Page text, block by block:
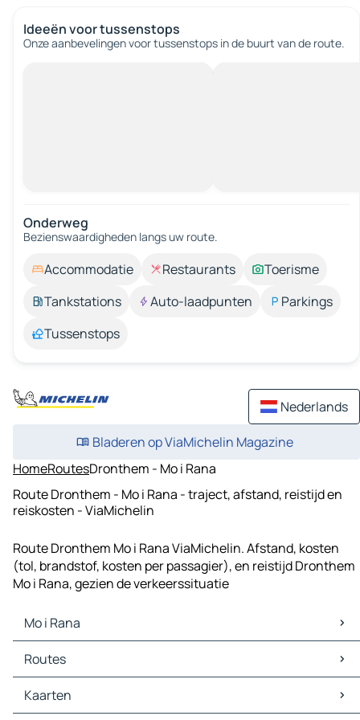
Ideeën voor tussenstops
Onze aanbevelingen voor tussenstops in de buurt van de route.
Onderweg
Bezienswaardigheden langs uw route.
Accommodatie Restaurants
Toerisme
Tankstations
Auto-laadpunten
Parkings
Tussenstops
Nederlands
Bladeren op ViaMichelin Magazine
HomeRoutesDronthem - Mo i Rana
Route Dronthem - Mo i Rana - traject, afstand, reistijd en
reiskosten - ViaMichelin
Route Dronthem Mo i Rana ViaMichelin. Afstand, kosten
(tol, brandstof, kosten per passagier), en reistijd Dronthem
Mo i Rana, gezien de verkeerssituatie
Mo i Rana
Mo i Rana Kaarten
Mo i Rana Verkeer
Mo i Rana Hotels
Mo i Rana Restaurants
Routes
Routes Mo i Rana - Korgen
Routes Mo i Rana - Båsmoen
Kaarten